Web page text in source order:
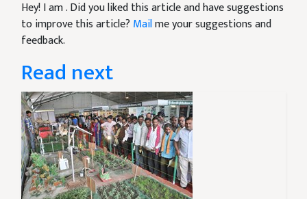
Hey! I am. Did you liked this article and have suggestions
to improve this article? Mailme your suggestions and
feedback.
Read next